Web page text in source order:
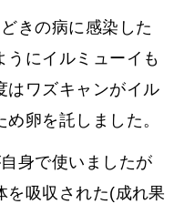
きの病に感染した
うにイルミューイも
はワズキャンがイル
卵を託しました。
身で使いましたが
を吸収された(成れ果